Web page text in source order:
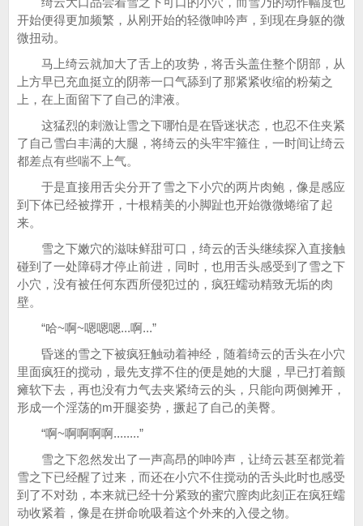
开始便得更加频繁，从刚开始的轻微呻吟声，到现在身躯的微
微扭动。
马上绮云就加大了舌上的攻势，将舌头盖住整个阴部，从
上方早已充血挺立的阴蒂一口气舔到了那紧紧收缩的粉菊之
上，在上面留下了自己的津液。
这猛烈的刺激让雪之下哪怕是在昏迷状态，也忍不住夹紧
了自己雪白丰满的大腿，将绮云的头牢牢箍住，一时间让绮云
都差点有些喘不上气。
于是直接用舌尖分开了雪之下小穴的两片肉鲍，像是感应
到下体已经被撑开，十根精美的小脚趾也开始微微蜷缩了起
来。
雪之下嫩穴的滋味鲜甜可口，绮云的舌头继续探入直接触
碰到了一处障碍才停止前进，同时，也用舌头感受到了雪之下
小穴，没有被任何东西所侵犯过的，疯狂蠕动精致无垢的肉
壁。
“哈~啊~嗯嗯嗯...啊...”
昏迷的雪之下被疯狂触动着神经，随着绮云的舌头在小穴
里面疯狂的搅动，最先支撑不住的便是她的大腿，早已打着颤
瘫软下去，再也没有力气去夹紧绮云的头，只能向两侧摊开，
形成一个淫荡的m开腿姿势，撅起了自己的美臀。
“啊~啊啊啊啊........”
雪之下忽然发出了一声高昂的呻吟声，让绮云甚至都觉着
雪之下已经醒了过来，而还在小穴不住搅动的舌头此时也感受
到了不对劲，本来就已经十分紧致的蜜穴膣肉此刻正在疯狂蠕
动收紧着，像是在拼命吮吸着这个外来的入侵之物。